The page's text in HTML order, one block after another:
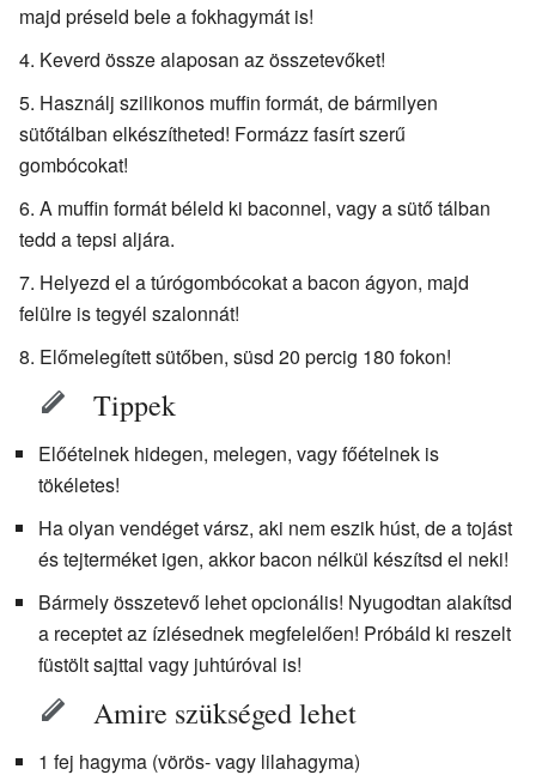
majd préseld bele a fokhagymát is!
Keverd össze alaposan az összetevőket!
Használj szilikonos muffin formát, de bármilyen
sütőtálban elkészítheted! Formázz fasírt szerű
gombócokat!
A muffin formát béleld ki baconnel, vagy a sütő tálban
tedd a tepsi aljára.
Helyezd el a túrógombócokat a bacon ágyon, majd
felülre is tegyél szalonnát!
Előmelegített sütőben, süsd 20 percig 180 fokon!
Tippek
Előételnek hidegen, melegen, vagy főételnek is
tökéletes!
Ha olyan vendéget vársz, aki nem eszik húst, de a tojást
és tejterméket igen, akkor bacon nélkül készítsd el neki!
Bármely összetevő lehet opcionális! Nyugodtan alakítsd
a receptet az ízlésednek megfelelően! Próbáld ki reszelt
füstölt sajttal vagy juhtúróval is!
Amire szükséged lehet
1 fej hagyma (vörös- vagy lilahagyma)